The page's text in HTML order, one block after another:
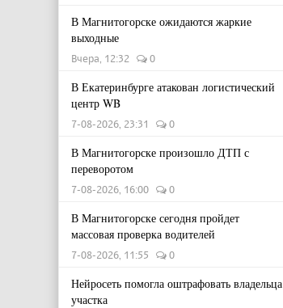
В Магнитогорске ожидаются жаркие
выходные
Вчера, 12:32 0
В Екатеринбурге атакован логистический
центр WB
7-08-2026, 23:31 0
В Магнитогорске произошло ДТП с
переворотом
7-08-2026, 16:00 0
В Магнитогорске сегодня пройдет
массовая проверка водителей
7-08-2026, 11:55 0
Нейросеть помогла оштрафовать владельца
участка